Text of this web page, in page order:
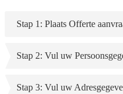
Stap 1: Plaats Offerte
Stap 2: Vul uw
Stap 3: Vul uw